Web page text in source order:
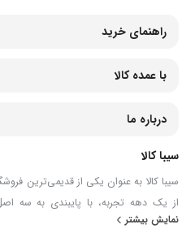
راهنمای خرید
با عمده کالا
درباره ما
سیبا کالا
سیبا کالا به عنوان یکی از قدیمی‌ترین
بازگشت کالا و تضمین اصل‌بودن کالا موفق
نمایش بیشتر